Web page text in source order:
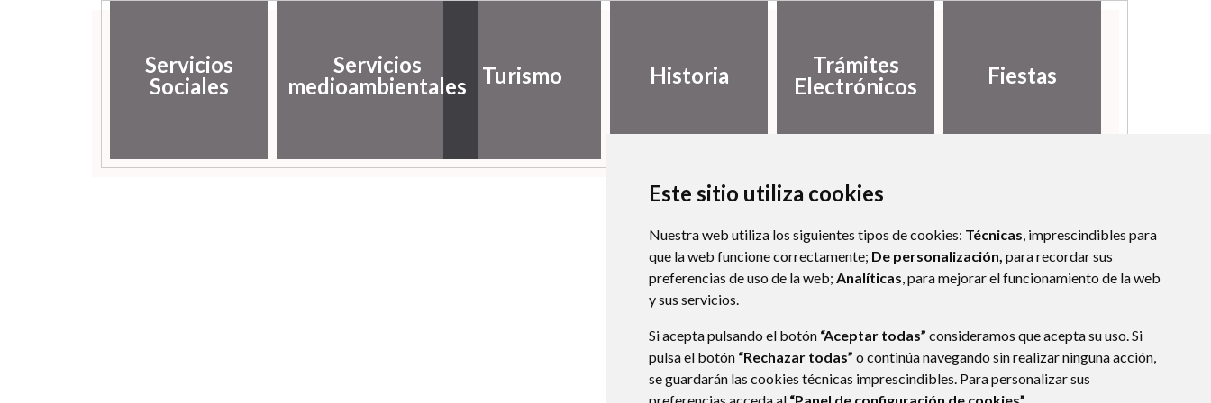
Este sitio utiliza cookies
Nuestra web utiliza los siguientes tipos de cookies: Técnicas, imprescindibles para
que la web funcione correctamente; De personalización, para recordar sus
preferencias de uso de la web; Analíticas, para mejorar el funcionamiento de la web
y sus servicios.
Si acepta pulsando el botón “Aceptar todas” consideramos que acepta su uso. Si
pulsa el botón “Rechazar todas” o continúa navegando sin realizar ninguna acción,
se guardarán las cookies técnicas imprescindibles. Para personalizar sus
Servicios
Sociales
Servicios
medioambientales
Turismo Historia
Trámites
Electrónicos
Fiestas